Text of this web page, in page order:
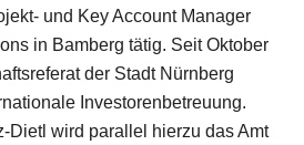
und Key Account Manager
in Bamberg tätig. Seit Oktober
der Stadt Nürnberg
Investorenbetreuung.
Dietl wird parallel hierzu das Amt